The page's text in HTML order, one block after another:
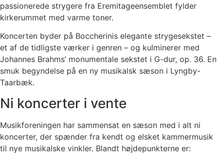
passionerede strygere fra Eremitageensemblet fylder
kirkerummet med varme toner.
Koncerten byder på Boccherinis elegante strygesekstet –
et af de tidligste værker i genren – og kulminerer med
Johannes Brahms’ monumentale sekstet i G-dur, op. 36. En
smuk begyndelse på en ny musikalsk sæson i Lyngby-
Taarbæk.
Ni koncerter i vente
Musikforeningen har sammensat en sæson med i alt ni
koncerter, der spænder fra kendt og elsket kammermusik
til nye musikalske vinkler. Blandt højdepunkterne er: